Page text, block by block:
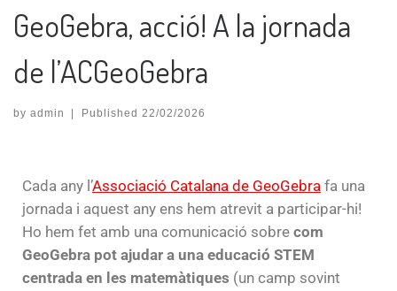
GeoGebra, acció! A la jornada
de l’ACGeoGebra
by admin | Published 22/02/2026
Cada any l’Associació Catalana de GeoGebra fa una
jornada i aquest any ens hem atrevit a participar-hi!
Ho hem fet amb una comunicació sobre com
GeoGebra pot ajudar a una educació STEM
centrada en les matemàtiques (un camp sovint